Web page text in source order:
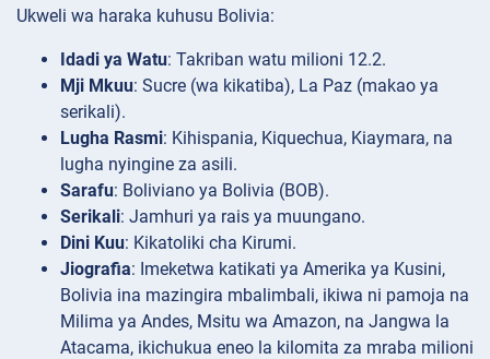
Ukweli wa haraka kuhusu Bolivia:
Idadi ya Watu: Takriban watu milioni 12.2.
Mji Mkuu: Sucre (wa kikatiba), La Paz (makao ya
serikali).
Lugha Rasmi: Kihispania, Kiquechua, Kiaymara, na
lugha nyingine za asili.
Sarafu: Boliviano ya Bolivia (BOB).
Serikali: Jamhuri ya rais ya muungano.
Dini Kuu: Kikatoliki cha Kirumi.
Jiografia: Imeketwa katikati ya Amerika ya Kusini,
Bolivia ina mazingira mbalimbali, ikiwa ni pamoja na
Milima ya Andes, Msitu wa Amazon, na Jangwa la
Atacama, ikichukua eneo la kilomita za mraba milioni